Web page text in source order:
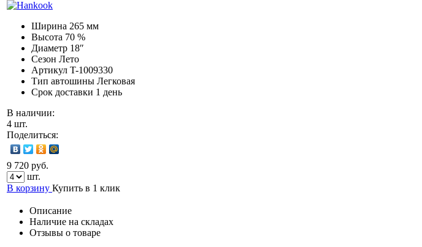
Ширина 265 мм
Высота 70 %
Диаметр 18″
Сезон Лето
Артикул T-1009330
Тип автошины Легковая
Срок доставки 1 день
В наличии:
4 шт.
Поделиться:
9 720 руб.
шт.
В корзину Купить в 1 клик
Описание
Наличие на складах
Отзывы о товаре